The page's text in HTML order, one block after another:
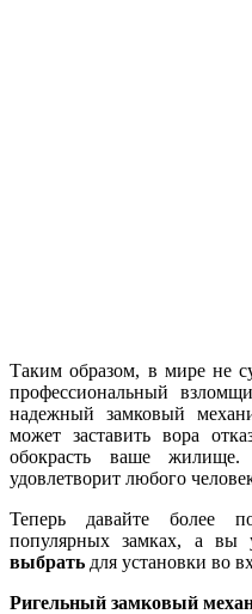
Таким образом, в мире не
профессиональный
надежный замковый
может заставить вора
обокрасть ваше
удовлетворит любого
Теперь давайте более
популярных замках, а вы
выбрать для установки во
Ригельный замковый